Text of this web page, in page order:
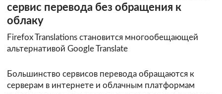
сервис перевода без обращения к
облаку
Firefox Translations становится многообещающей
альтернативой Google Translate
Большинство сервисов перевода обращаются к
серверам в интернете и облачным платформам